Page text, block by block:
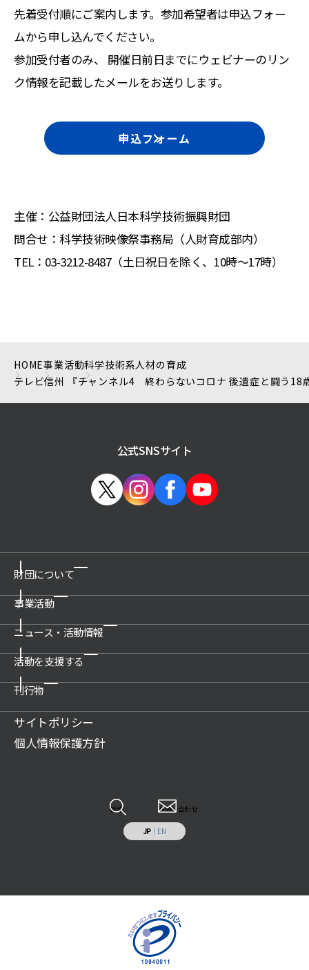
先着受付順にご案内します。参加希望者は申込フォー
ムから申し込んでください。
参加受付者のみ、 開催日前日までにウェビナーのリン
ク情報を記載したメールをお送りします。
申込フォーム
主催：公益財団法人日本科学技術振興財団
問合せ：科学技術映像祭事務局（人財育成部内）
TEL：03-3212-8487（土日祝日を除く、10時～17時）
HOME事業活動科学技術系人材の育成
テレビ信州 『チャンネル4 終わらないコロナ 後遺症と闘う18
公式SNSサイト
財団について
ご挨拶
概要
沿革
関連団体
アクセス
事業活動
博物館の運営管理・プロデュース
科学技術館
所沢航空発祥記念館
展示物の貸出（巡回展示物）
科学技術系人材の育成
情報システムの受託開発と運用業務
ニュース・活動情報
新着情報一覧
プレスリリース
活動情報
広報誌記事
活動を支援する
ご支援のお願い
賛助会について
ご遺贈のご案内
刊行物
財団案内
JSF TODAY
サイトポリシー
個人情報保護方針
JP｜ EN
検索 お問い合わせ